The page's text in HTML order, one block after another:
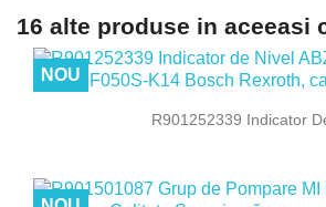
16 alte produse in aceeasi
R901252339 Indicator
NOU